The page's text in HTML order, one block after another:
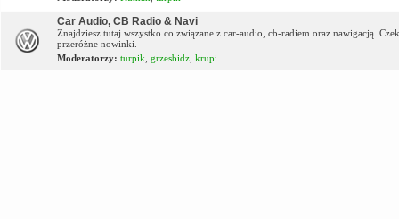
Car Audio, CB Radio & Navi
Znajdziesz tutaj wszystko co związane z car-audio, cb-radiem oraz nawigacją.
przeróżne nowinki.
Moderatorzy: turpik grzesbidz krupi